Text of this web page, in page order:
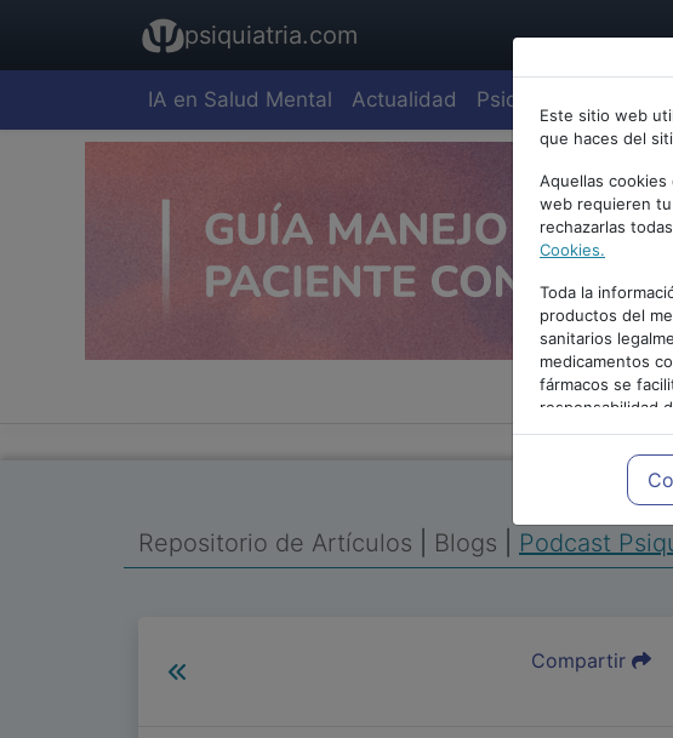
psiquiatria.com
IA en Salud Mental Actualidad Psiquiatría
Este sitio web
que haces del
Aquellas
web requieren
rechazarlas
Cookies.
Toda la
productos del
sanitarios
medicamentos
fármacos se
responsabilidad
medicamentos y
adecuado a las
Repositorio de Artículos Blogs Podcast
Compartir